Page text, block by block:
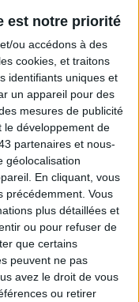
est notre priorité
ou accédons à des
cookies, et traitons
identifiants uniques et
un appareil pour des
mesures de publicité
le développement de
partenaires et nous-
géolocalisation
En cliquant, vous
précédemment. Vous
plus détaillées et
ou pour refuser de
que certains
peuvent ne pas
avez le droit de vous
ou retirer
SE TARTINER